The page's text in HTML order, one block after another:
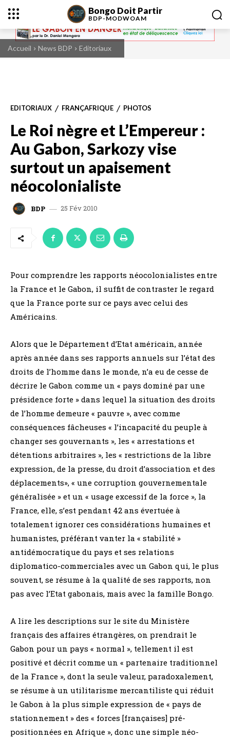
Bongo Doit Partir
BDP-MODWOAM
Accueil News BDP Editoriaux
EDITORIAUX FRANÇAFRIQUE PHOTOS
Le Roi nègre et L’Empereur :
Au Gabon, Sarkozy vise
surtout un apaisement
néocolonialiste
BDP 25 Fév 2010
Pour comprendre les rapports néocolonialistes entre
la France et le Gabon, il suffit de contraster le regard
que la France porte sur ce pays avec celui des
Américains.
Alors que le Département d’Etat américain, année
après année dans ses rapports annuels sur l’état des
droits de l’homme dans le monde, n’a eu de cesse de
décrire le Gabon comme un « pays dominé par une
présidence forte » dans lequel la situation des droits
de l’homme demeure « pauvre », avec comme
conséquences fâcheuses « l’incapacité du peuple à
changer ses gouvernants », les « arrestations et
détentions arbitraires », les « restrictions de la libre
expression, de la presse, du droit d’association et des
déplacements», « une corruption gouvernementale
généralisée » et un « usage excessif de la force », la
France, elle, s’est pendant 42 ans évertuée à
totalement ignorer ces considérations humaines et
humanistes, préférant vanter la « stabilité »
antidémocratique du pays et ses relations
diplomatico-commerciales avec un Gabon qui, le plus
souvent, se résume à la qualité de ses rapports, non
pas avec l’Etat gabonais, mais avec la famille Bongo.
A lire les descriptions sur le site du Ministère
français des affaires étrangères, on prendrait le
Gabon pour un pays « normal », tellement il est
positivé et décrit comme un « partenaire traditionnel
de la France », dont la seule valeur, paradoxalement,
se résume à un utilitarisme mercantiliste qui réduit
le Gabon à la plus simple expression de « pays de
stationnement » des « forces [françaises] pré-
positionnées en Afrique », donc une simple néo-